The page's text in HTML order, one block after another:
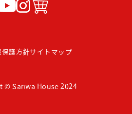
保護方針サイトマップ
© Sanwa House 2024